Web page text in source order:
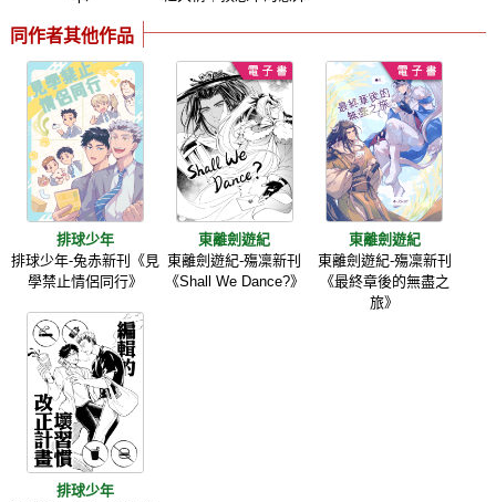
同作者其他作品
排球少年
排球少年-兔赤新刊《見
學禁止情侶同行》
東離劍遊紀
東離劍遊紀-殤凜新刊
《Shall We Dance?》
東離劍遊紀
東離劍遊紀-殤凜新刊
《最終章後的無盡之
旅》
排球少年